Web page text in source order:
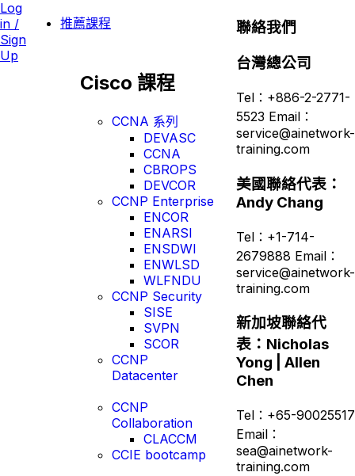
Log
in /
Sign
Up
推薦課程
Cisco 課程
CCNA 系列
DEVASC
CCNA
CBROPS
DEVCOR
CCNP Enterprise
ENCOR
ENARSI
ENSDWI
ENWLSD
WLFNDU
CCNP Security
SISE
SVPN
SCOR
CCNP
Datacenter
CCNP
Collaboration
CLACCM
CCIE bootcamp
聯絡我們
台灣總公司
Tel：+886-2-2771-
5523 Email：
service@ainetwork-
training.com
美國聯絡代表：
Andy Chang
Tel：+1-714-
2679888 Email：
service@ainetwork-
training.com
新加坡聯絡代
表：Nicholas
Yong | Allen
Chen
Tel：+65-90025517
Email：
sea@ainetwork-
training.com